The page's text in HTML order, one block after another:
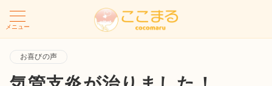
メニュー
お喜びの声